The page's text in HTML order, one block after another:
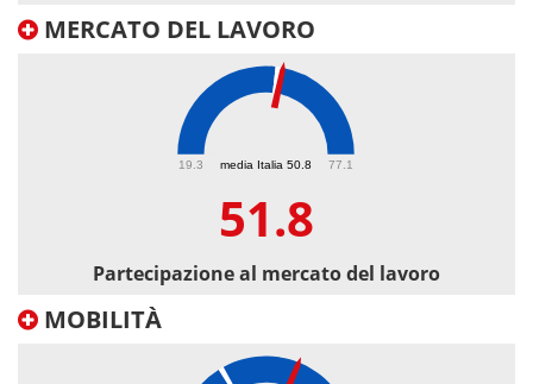
MERCATO DEL LAVORO
media Italia 50.8
19.3 77.1
51.8
Partecipazione al mercato del lavoro
MOBILITÀ